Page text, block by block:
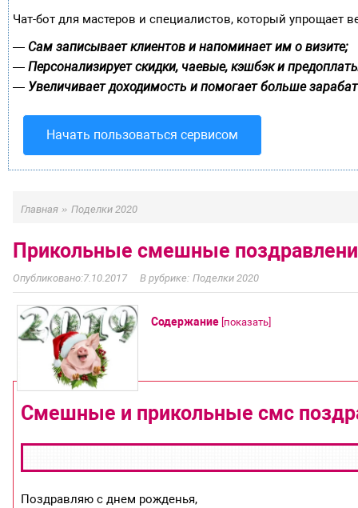
Чат-бот для мастеров и специалистов, который упрощает
— Сам записывает клиентов и напоминает им о визите;
— Персонализирует скидки, чаевые, кэшбэк и
— Увеличивает доходимость и помогает больше
Начать пользоваться сервисом
Главная » Поделки 2020
Прикольные смешные
7.10.2017 Поделки 2020
Содержание [показать]
Смешные и прикольные смс
Поздравляю с днем рожденья,